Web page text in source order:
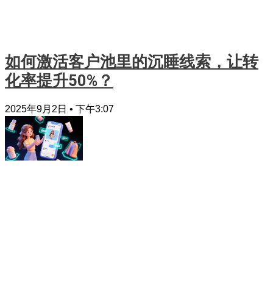
如何激活客户池里的沉睡线索，让转
化率提升50%？
2025年9月2日 下午3:07